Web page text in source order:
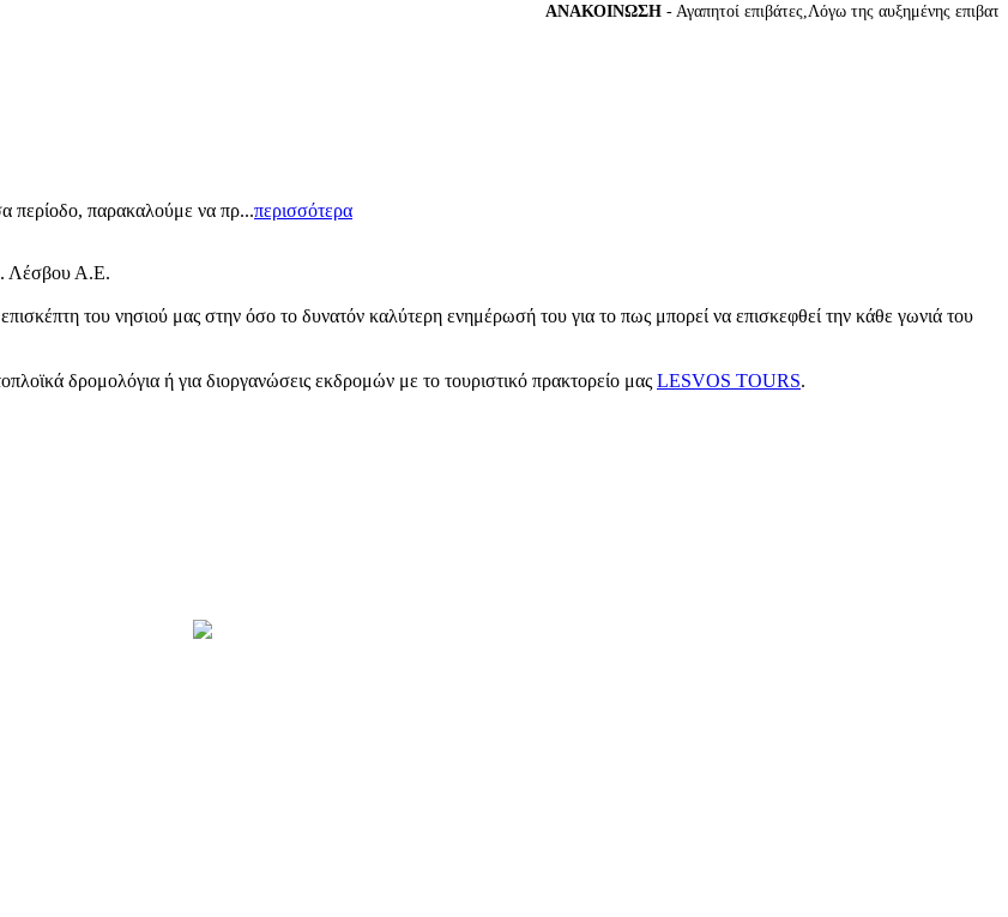
ΑΝΑΚΟΙΝΩΣΗ- Αγαπητοί επιβάτες,Λόγω της αυξημένης
περίοδο, παρακαλούμε να πρ...περισσότερα
Λέσβου Α.Ε.
του νησιού μας στην όσο το δυνατόν καλύτερη ενημέρωσή του για το πως μπορεί να επισκεφθεί την κάθε γωνιά του
δρομολόγια ή για διοργανώσεις εκδρομών με το τουριστικό πρακτορείο μας LESVOS TOURS.